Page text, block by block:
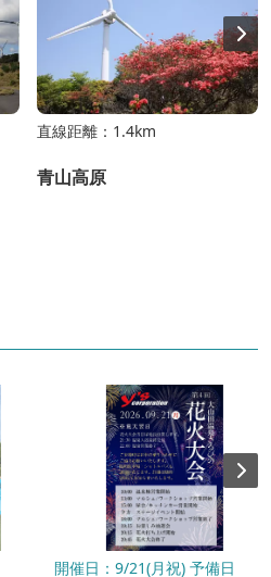
直線距離：1.4km
青山高原
開催日：9/21(月祝) 予備日